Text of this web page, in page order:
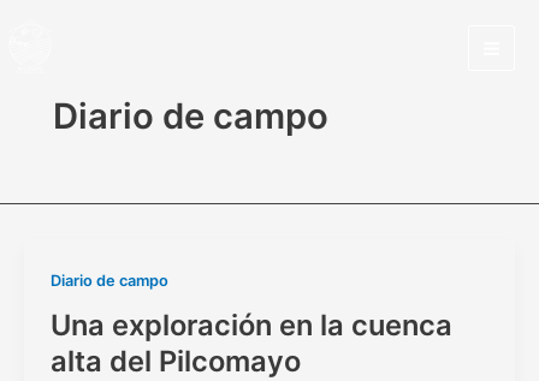
Diario de campo
Diario de campo
Una exploración en la cuenca
alta del Pilcomayo
Una
en
la